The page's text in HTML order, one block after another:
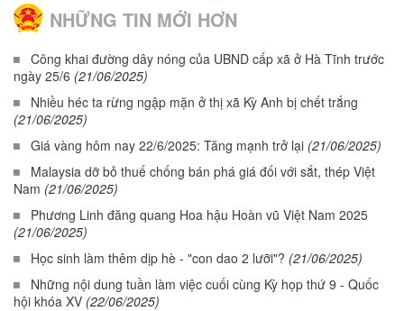
NHỮNG TIN MỚI HƠN
Công khai đường dây nóng của UBND cấp xã ở Hà Tĩnh trước
ngày 25/6 (21/06/2025)
Nhiều héc ta rừng ngập mặn ở thị xã Kỳ Anh bị chết trắng
(21/06/2025)
Giá vàng hôm nay 22/6/2025: Tăng mạnh trở lại (21/06/2025)
Malaysia dỡ bỏ thuế chống bán phá giá đối với sắt, thép Việt
Nam (21/06/2025)
Phương Linh đăng quang Hoa hậu Hoàn vũ Việt Nam 2025
(21/06/2025)
Học sinh làm thêm dịp hè - "con dao 2 lưỡi"? (21/06/2025)
Những nội dung tuần làm việc cuối cùng Kỳ họp thứ 9 - Quốc
hội khóa XV (22/06/2025)